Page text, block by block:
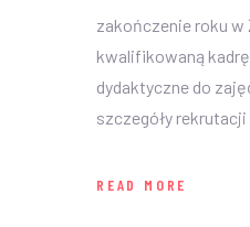
zakończenie roku w
kwalifikowaną
dydaktyczne do
szczegóły
READ MORE